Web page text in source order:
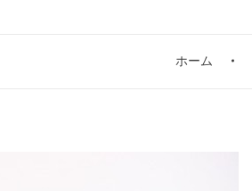
ホーム